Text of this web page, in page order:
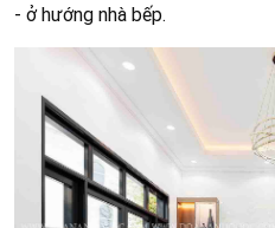
- ở hướng nhà bếp.